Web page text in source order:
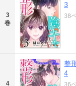
3
巻
3
38
4
整
4
36